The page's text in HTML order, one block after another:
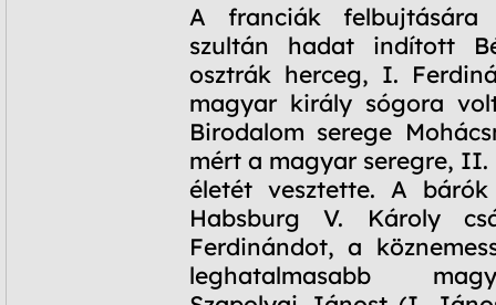
A franciák felbujtására
szultán hadat indított
osztrák herceg, I.
magyar király sógora
Birodalom serege
mért a magyar seregre, II.
életét vesztette. A
Habsburg V. Károly
Ferdinándot, a
leghatalmasabb